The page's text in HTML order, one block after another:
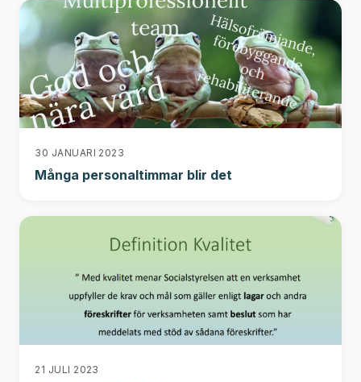
30 JANUARI 2023
Många personaltimmar blir det
21 JULI 2023